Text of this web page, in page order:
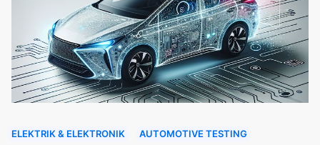
ELEKTRIK & ELEKTRONIK AUTOMOTIVE TESTING